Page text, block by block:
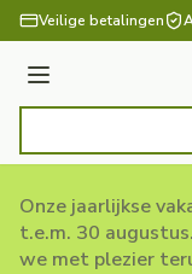
Ga naar de inhoud
Veilige betalingen
Menu
Onze jaarlijkse
t.e.m. 30
we met plezier